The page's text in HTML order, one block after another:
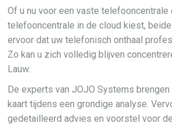
Of u nu voor een vaste telefooncentrale
telefooncentrale in de cloud kiest,
ervoor dat uw telefonisch onthaal
Zo kan u zich volledig blijven
Lauw.
De experts van JOJO Systems
kaart tijdens een grondige analyse.
gedetailleerd advies en voorstel voor